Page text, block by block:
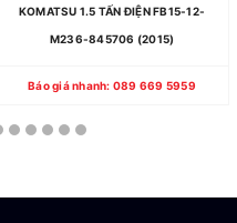
KOMATSU 1.5 TẤN ĐIỆN FB15-12-
M236-845706 (2015)
Báo giá nhanh: 089 669 5959